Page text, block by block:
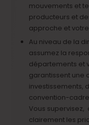
mouvements et
producteurs et
approche et
Au niveau de la
assumez la
départements et
garantissent une
investissements,
convention-
Vous
clairement les